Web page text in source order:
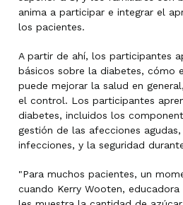
anima a participar e integrar el
los pacientes.
A partir de ahí, los participantes
básicos sobre la diabetes, cómo
puede mejorar la salud en
el control. Los participantes
diabetes, incluidos los
gestión de las afecciones
infecciones, y la seguridad
"Para muchos pacientes, un
cuando Kerry Wooten,